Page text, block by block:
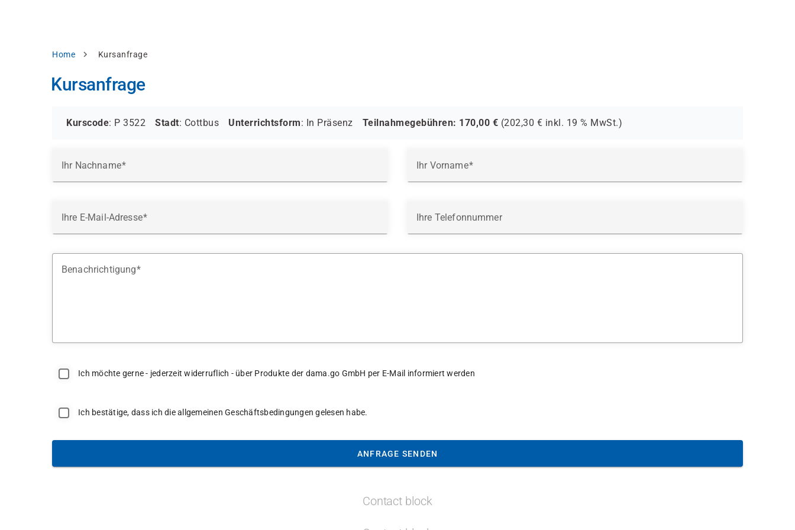
Pfadnavigation
Home Kursanfrage
Kursanfrage
Kurscode: P 3522 Stadt: Cottbus Unterrichtsform: In Präsenz Teilnahmegebühren: 170,00 € (202,30 € inkl. 19 % MwSt.)
Ihr Nachname Ihr Vorname
Ihre E-Mail-Adresse Ihre Telefonnummer
Benachrichtigung
Ich möchte gerne - jederzeit widerruflich - über Produkte der dama.go GmbH per E-Mail informiert werden
Ich bestätige, dass ich die allgemeinen Geschäftsbedingungen gelesen habe.
ANFRAGE SENDEN
Contact block
Datenschutzhinweis